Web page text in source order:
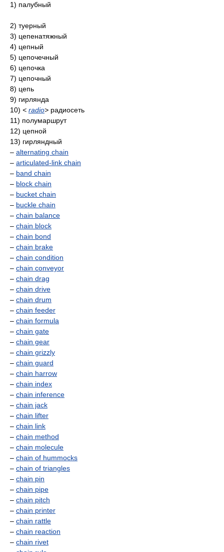
1) палубный
2) туерный
3) цепенатяжный
4) цепный
5) цепочечный
6) цепочка
7) цепочный
8) цепь
9) гирлянда
10) < radio> радиосеть
11) полумаршрут
12) цепной
13) гирляндный
– alternating chain
– articulated-link chain
– band chain
– block chain
– bucket chain
– buckle chain
– chain balance
– chain block
– chain bond
– chain brake
– chain condition
– chain conveyor
– chain drag
– chain drive
– chain drum
– chain feeder
– chain formula
– chain gate
– chain gear
– chain grizzly
– chain guard
– chain harrow
– chain index
– chain inference
– chain jack
– chain lifter
– chain link
– chain method
– chain molecule
– chain of hummocks
– chain of triangles
– chain pin
– chain pipe
– chain pitch
– chain printer
– chain rattle
– chain reaction
– chain rivet